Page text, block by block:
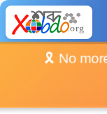
🎗️ No